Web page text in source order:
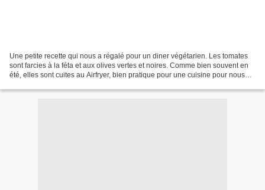
Une petite recette qui nous a régalé pour un diner végétarien. Les tomates
sont farcies à la féta et aux olives vertes et noires. Comme bien souvent en
été, elles sont cuites au Airfryer, bien pratique pour une cuisine pour nous